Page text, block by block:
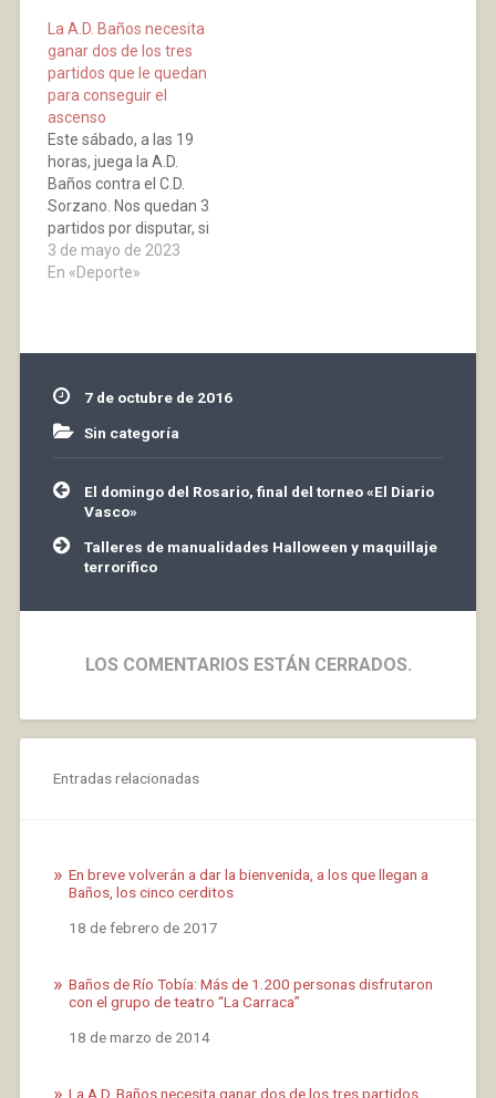
esculturas,
conmocionaron a los
habitantes del pueblo,
el pasado mes de
octubre. En la mañana
de este sábado…
La A.D. Baños necesita
ganar dos de los tres
partidos que le quedan
para conseguir el
ascenso
Este sábado, a las 19
horas, juega la A.D.
Baños contra el C.D.
Sorzano. Nos quedan 3
partidos por disputar, si
se ganan 2 estamos
ascendidos, así que
necesitamos para
ascender.…
3 de mayo de 2023
En «Deporte»
7 de octubre de 2016
Sin categoría
Navegación
de
entradas
El domingo del Rosario, final del torneo «El Diario
Vasco»
Talleres de manualidades Halloween y maquillaje
terrorífico
LOS COMENTARIOS ESTÁN CERRADOS.
Entradas relacionadas
En breve volverán a dar la bienvenida, a los que llegan a
Baños, los cinco cerditos
Fecha
18 de febrero de 2017
Baños de Río Tobía: Más de 1.200 personas disfrutaron
con el grupo de teatro “La Carraca”
Fecha
18 de marzo de 2014
La A.D. Baños necesita ganar dos de los tres partidos